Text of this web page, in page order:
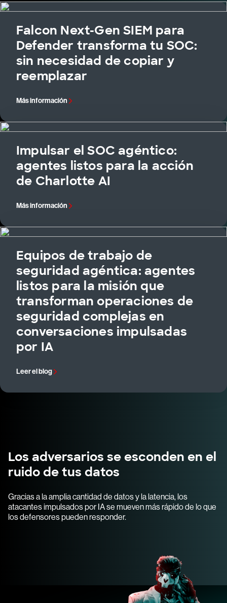
Falcon Next-Gen SIEM para
Defender transforma tu SOC:
sin necesidad de copiar y
reemplazar
Más información
Impulsar el SOC agéntico:
agentes listos para la acción
de Charlotte AI
Más información
Equipos de trabajo de
seguridad agéntica: agentes
listos para la misión que
transforman operaciones de
seguridad complejas en
conversaciones impulsadas
por IA
Leer el blog
Los adversarios se esconden en el
ruido de tus datos
Gracias a la amplia cantidad de datos y la latencia, los
atacantes impulsados por IA se mueven más rápido de lo que
los defensores pueden responder.